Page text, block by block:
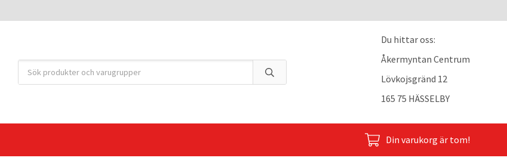
Du hittar oss:
Åkermyntan Centrum
Lövkojsgränd 12
165 75 HÄSSELBY
Din varukorg är tom!